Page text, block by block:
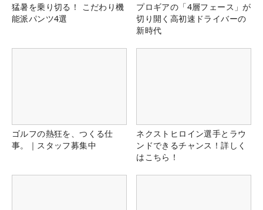
猛暑を乗り切る！ こだわり機
能派パンツ4選
プロギアの「4層フェース」が
切り開く高初速ドライバーの
新時代
ゴルフの熱狂を、つくる仕
事。｜スタッフ募集中
ネクストヒロイン選手とラウ
ンドできるチャンス！詳しく
はこちら！